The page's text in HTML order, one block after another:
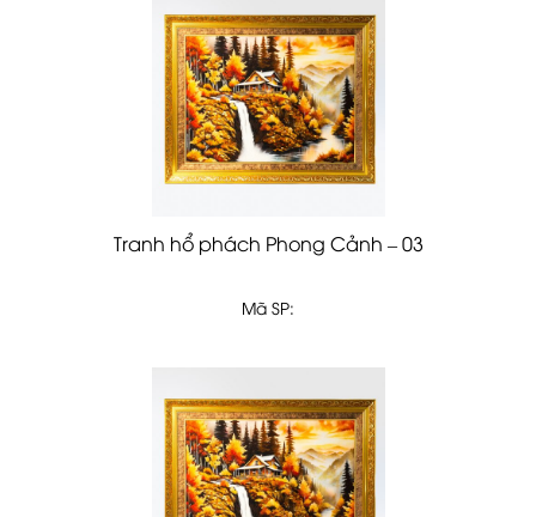
Tranh hổ phách Phong Cảnh – 03
Mã SP: